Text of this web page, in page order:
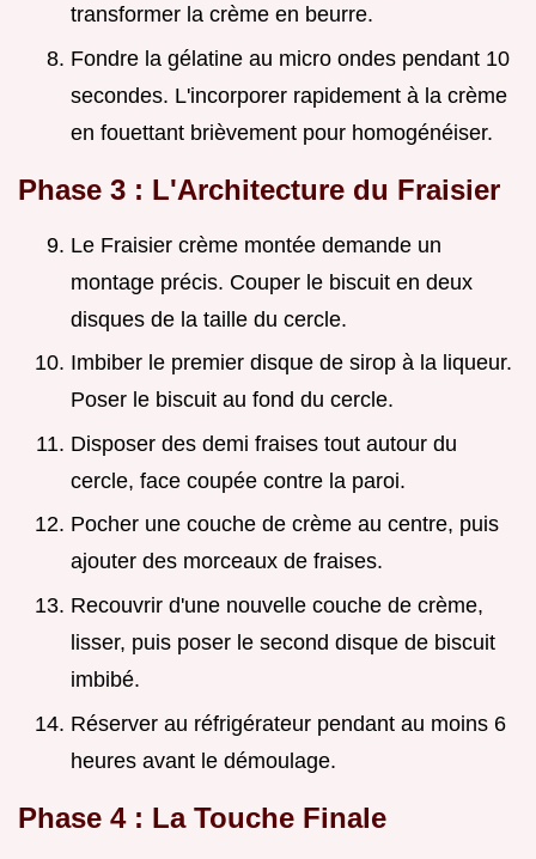
transformer la crème en beurre.
Fondre la gélatine au micro ondes pendant 10
secondes. L'incorporer rapidement à la crème
en fouettant brièvement pour homogénéiser.
Phase 3 : L'Architecture du Fraisier
Le Fraisier crème montée demande un
montage précis. Couper le biscuit en deux
disques de la taille du cercle.
Imbiber le premier disque de sirop à la liqueur.
Poser le biscuit au fond du cercle.
Disposer des demi fraises tout autour du
cercle, face coupée contre la paroi.
Pocher une couche de crème au centre, puis
ajouter des morceaux de fraises.
Recouvrir d'une nouvelle couche de crème,
lisser, puis poser le second disque de biscuit
imbibé.
Réserver au réfrigérateur pendant au moins 6
heures avant le démoulage.
Phase 4 : La Touche Finale